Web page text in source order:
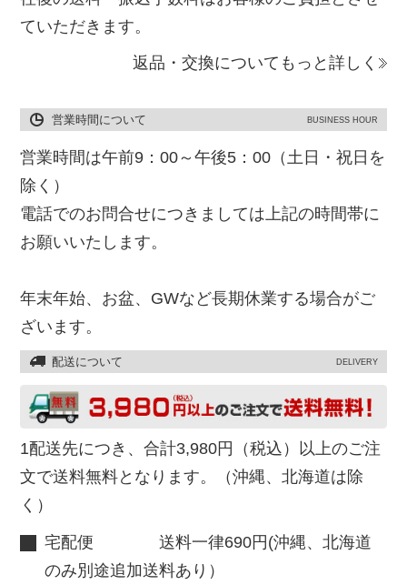
ていただきます。
返品・交換についてもっと詳しく
営業時間について BUSINESS HOUR
営業時間は午前9：00～午後5：00（土日・祝日を
除く）
電話でのお問合せにつきましては上記の時間帯に
お願いいたします。
年末年始、お盆、GWなど長期休業する場合がご
ざいます。
配送について DELIVERY
1配送先につき、合計3,980円（税込）以上のご注
文で送料無料となります。（沖縄、北海道は除
く）
宅配便 送料一律690円(沖縄、北海道
のみ別途追加送料あり）